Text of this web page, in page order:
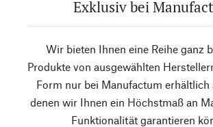
Exklusiv bei
Wir bieten Ihnen eine Reihe ganz
Produkte von ausgewählten
Form nur bei Manufactum erhältlich
denen wir Ihnen ein Höchstmaß an
Funktionalität garantieren